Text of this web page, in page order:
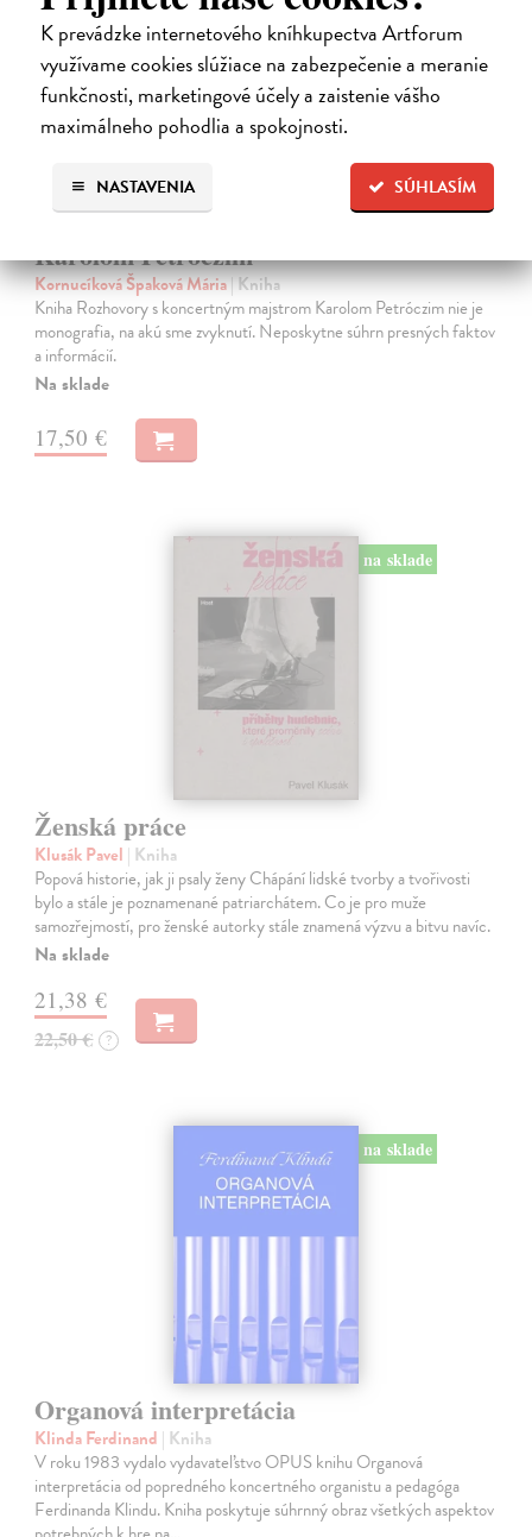
K prevádzke internetového kníhkupectva Artforum
využívame cookies slúžiace na zabezpečenie a meranie
funkčnosti, marketingové účely a zaistenie vášho
maximálneho pohodlia a spokojnosti.
SÚHLASÍM
NASTAVENIA
na sklade
Rozhovory s koncertným majstrom
Karolom Petróczim
Kornucíková Špaková Mária| Kniha
Kniha Rozhovory s koncertným majstrom Karolom Petróczim nie je
monografia, na akú sme zvyknutí. Neposkytne súhrn presných faktov
a informácií.
Na sklade
17,50 €
na sklade
Ženská práce
Klusák Pavel | Kniha
Popová historie, jak ji psaly ženy Chápání lidské tvorby a tvořivosti
bylo a stále je poznamenané patriarchátem. Co je pro muže
samozřejmostí, pro ženské autorky stále znamená výzvu a bitvu navíc.
Na sklade
21,38 €
22,50 € ?
na sklade
Organová interpretácia
Klinda Ferdinand | Kniha
V roku 1983 vydalo vydavateľstvo OPUS knihu Organová
interpretácia od popredného koncertného organistu a pedagóga
Ferdinanda Klindu. Kniha poskytuje súhrnný obraz všetkých aspektov